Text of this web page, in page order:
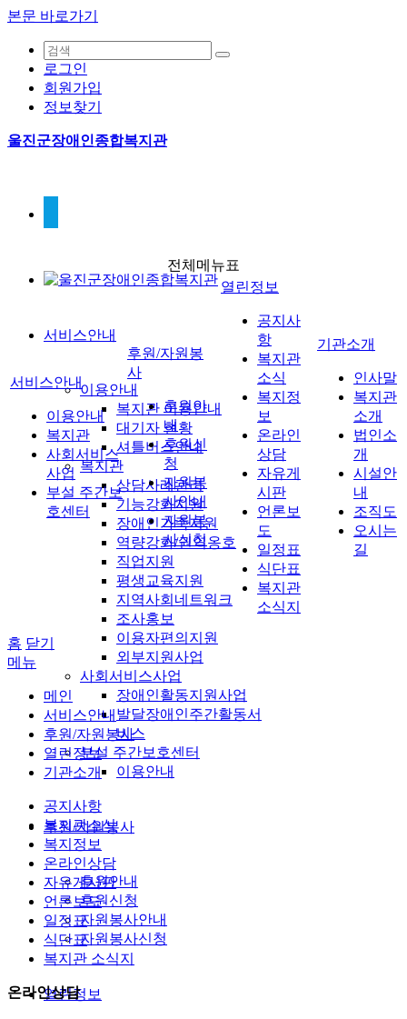
본문 바로가기
로그인
회원가입
정보찾기
울진군장애인종합복지관
서비스안내
이용안내
복지관 이용안내
대기자 현황
셔틀버스안내
복지관
상담사례관리
기능강화지원
장애인가족지원
역량강화/권익옹호
직업지원
평생교육지원
지역사회네트워크
조사홍보
이용자편의지원
외부지원사업
사회서비스사업
장애인활동지원사업
발달장애인주간활동서
비스
부설 주간보호센터
이용안내
후원/자원봉사
후원안내
후원신청
자원봉사안내
자원봉사신청
열린정보
전체메뉴표
서비스안내
이용안내
복지관
사회서비스
사업
부설 주간보
호센터
후원/자원봉
사
후원안
내
후원신
청
자원봉
사안내
자원봉
사신청
열린정보
공지사
항
복지관
소식
복지정
보
온라인
상담
자유게
시판
언론보
도
일정표
식단표
복지관
소식지
기관소개
인사말
복지관
소개
법인소
개
시설안
내
조직도
오시는
길
홈 닫기
메뉴
메인
서비스안내
후원/자원봉사
열린정보
기관소개
공지사항
복지관소식
복지정보
온라인상담
자유게시판
언론보도
일정표
식단표
복지관 소식지
온라인상담